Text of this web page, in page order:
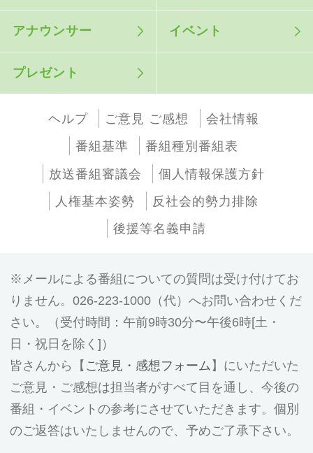
アナウンサー イベント
プレゼント
ヘルプ ご意見 ご感想
会社情報
番組基準
番組種別番組表
放送番組審議会
個人情報保護方針
人権基本姿勢
反社会的勢力排除
後援等名義申請
メールによる番組についての質問は受け付けてお
りません。026-223-1000（代）へお問い合わせくだ
さい。（受付時間：午前9時30分〜午後6時[土・
日・祝日を除く]）
皆さんから【 ご意見・感想フォーム 】にいただいた
ご意見・ご感想は担当者がすべて目を通し、今後の
番組・イベントの参考にさせていただきます。個別
のご返答はいたしませんので、予めご了承下さい。